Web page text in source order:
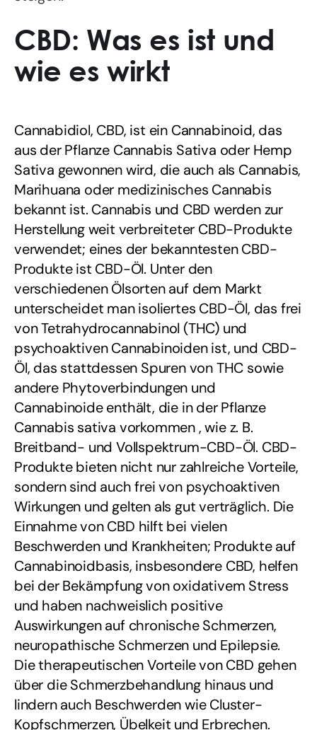
CBD: Was es ist und
wie es wirkt
Cannabidiol, CBD, ist ein Cannabinoid, das
aus der Pflanze Cannabis Sativa oder Hemp
Sativa gewonnen wird, die auch als Cannabis,
Marihuana oder medizinisches Cannabis
bekannt ist. Cannabis und CBD werden zur
Herstellung weit verbreiteter CBD-Produkte
verwendet; eines der bekanntesten CBD-
Produkte ist CBD-Öl. Unter den
verschiedenen Ölsorten auf dem Markt
unterscheidet man isoliertes CBD-Öl, das frei
von Tetrahydrocannabinol (THC) und
psychoaktiven Cannabinoiden ist, und CBD-
Öl, das stattdessen Spurenvon THC sowie
andere Phytoverbindungen und
Cannabinoide enthält, die in der Pflanze
Cannabis sativa vorkommen, wie z. B.
Breitband- und Vollspektrum-CBD-Öl. CBD-
Produkte bieten nicht nur zahlreiche Vorteile,
sondern sind auch frei von psychoaktiven
Wirkungen und gelten als gut verträglich. Die
Einnahme von CBD hilft bei vielen
Beschwerden und Krankheiten; Produkte auf
Cannabinoidbasis, insbesondere CBD, helfen
bei der Bekämpfung von oxidativem Stress
und haben nachweislich positive
Auswirkungen auf chronische Schmerzen,
neuropathische Schmerzen und Epilepsie.
Die therapeutischen Vorteile von CBD gehen
über die Schmerzbehandlung hinaus und
lindern auch Beschwerden wie Cluster-
Kopfschmerzen, Übelkeit und Erbrechen.